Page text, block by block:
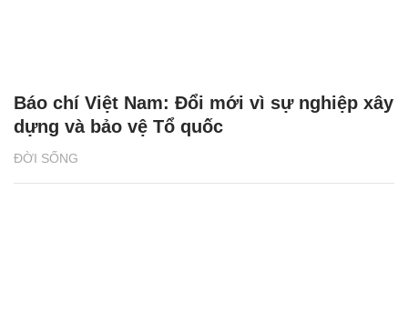
ĐỜI SỐNG
Báo chí Việt Nam: Đổi mới vì sự nghiệp xây
dựng và bảo vệ Tổ quốc